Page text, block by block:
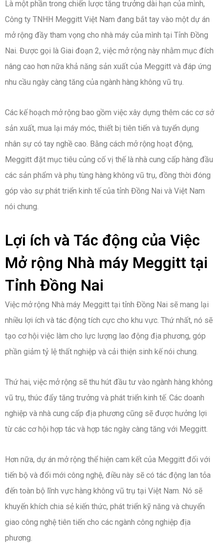
Là một phần trong chiến lược tăng trưởng dài hạn của mình,
Công ty TNHH Meggitt Việt Nam đang bắt tay vào một dự án
mở rộng đầy tham vọng cho nhà máy của mình tại Tỉnh Đồng
Nai. Được gọi là Giai đoạn 2, việc mở rộng này nhằm mục đích
nâng cao hơn nữa khả năng sản xuất của Meggitt và đáp ứng
nhu cầu ngày càng tăng của ngành hàng không vũ trụ.
Các kế hoạch mở rộng bao gồm việc xây dựng thêm các cơ sở
sản xuất, mua lại máy móc, thiết bị tiên tiến và tuyển dụng
nhân sự có tay nghề cao. Bằng cách mở rộng hoạt động,
Meggitt đặt mục tiêu củng cố vị thế là nhà cung cấp hàng đầu
các sản phẩm và phụ tùng hàng không vũ trụ, đồng thời đóng
góp vào sự phát triển kinh tế của tỉnh Đồng Nai và Việt Nam
nói chung.
Lợi ích và Tác động của Việc
Mở rộng Nhà máy Meggitt tại
Tỉnh Đồng Nai
Việc mở rộng Nhà máy Meggitt tại tỉnh Đồng Nai sẽ mang lại
nhiều lợi ích và tác động tích cực cho khu vực. Thứ nhất, nó sẽ
tạo cơ hội việc làm cho lực lượng lao động địa phương, góp
phần giảm tỷ lệ thất nghiệp và cải thiện sinh kế nói chung.
Thứ hai, việc mở rộng sẽ thu hút đầu tư vào ngành hàng không
vũ trụ, thúc đẩy tăng trưởng và phát triển kinh tế. Các doanh
nghiệp và nhà cung cấp địa phương cũng sẽ được hưởng lợi
từ các cơ hội hợp tác và hợp tác ngày càng tăng với Meggitt.
Hơn nữa, dự án mở rộng thể hiện cam kết của Meggitt đối với
tiến bộ và đổi mới công nghệ, điều này sẽ có tác động lan tỏa
đến toàn bộ lĩnh vực hàng không vũ trụ tại Việt Nam. Nó sẽ
khuyến khích chia sẻ kiến thức, phát triển kỹ năng và chuyển
giao công nghệ tiên tiến cho các ngành công nghiệp địa
phương.